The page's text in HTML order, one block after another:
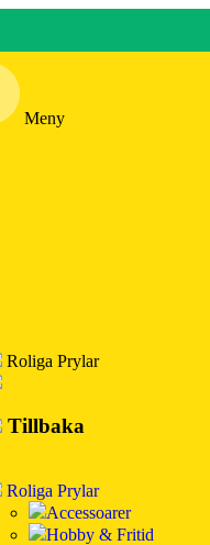
Meny
Roliga Prylar
Tillbaka
Roliga Prylar
Accessoarer
Hobby & Fritid